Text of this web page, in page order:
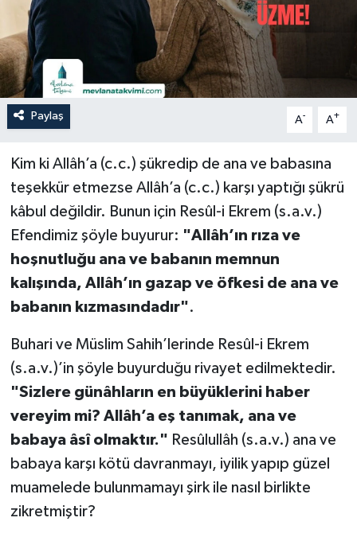
Paylaş A- A+
Kim ki Allâh’a (c.c.) şükredip de ana ve babasına
teşekkür etmezse Allâh’a (c.c.) karşı yaptığı şükrü
kâbul değildir. Bunun için Resûl-i Ekrem (s.a.v.)
Efendimiz şöyle buyurur: "Allâh’ın rıza ve
hoşnutluğu ana ve babanın memnun
kalışında, Allâh’ın gazap ve öfkesi de ana ve
babanın kızmasındadır".
Buhari ve Müslim Sahih’lerinde Resûl-i Ekrem
(s.a.v.)’in şöyle buyurduğu rivayet edilmektedir.
"Sizlere günâhların en büyüklerini haber
vereyim mi? Allâh’a eş tanımak, ana ve
babaya âsî olmaktır." Resûlullâh (s.a.v.) ana ve
babaya karşı kötü davranmayı, iyilik yapıp güzel
muamelede bulunmamayı şirk ile nasıl birlikte
zikretmiştir?